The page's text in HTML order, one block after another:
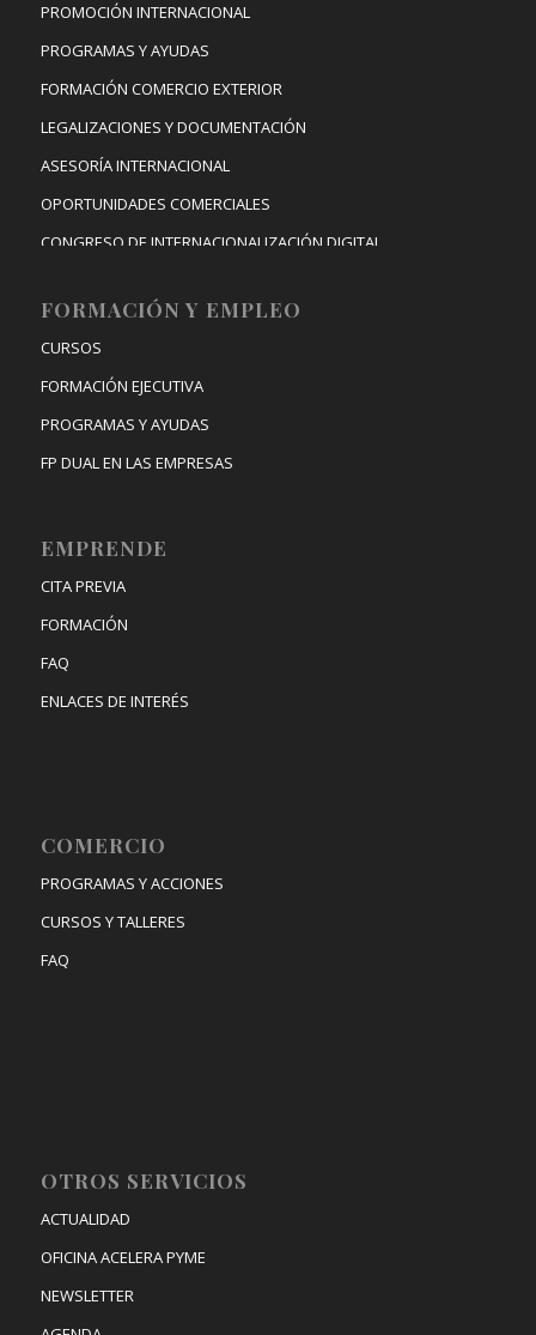
PROMOCIÓN INTERNACIONAL
PROGRAMAS Y AYUDAS
FORMACIÓN COMERCIO EXTERIOR
LEGALIZACIONES Y DOCUMENTACIÓN
ASESORÍA INTERNACIONAL
OPORTUNIDADES COMERCIALES
CONGRESO DE INTERNACIONALIZACIÓN DIGITAL
FORMACIÓN Y EMPLEO
CURSOS
FORMACIÓN EJECUTIVA
PROGRAMAS Y AYUDAS
FP DUAL EN LAS EMPRESAS
EMPRENDE
CITA PREVIA
FORMACIÓN
FAQ
ENLACES DE INTERÉS
COMERCIO
PROGRAMAS Y ACCIONES
CURSOS Y TALLERES
FAQ
OTROS SERVICIOS
ACTUALIDAD
OFICINA ACELERA PYME
NEWSLETTER